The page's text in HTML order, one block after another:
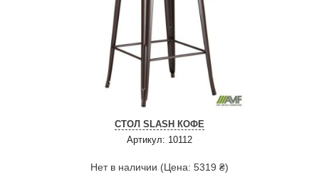
СТОЛ SLASH КОФЕ
Артикул: 10112
Нет в наличии (Цена: 5319 ₴)